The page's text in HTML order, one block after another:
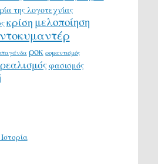
της λογοτεχνίας
κρίση μελοποίηση
ντοκυμαντέρ
ροκ ρομαντισμός
φασισμός